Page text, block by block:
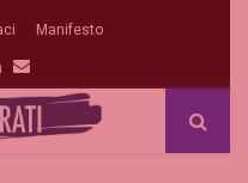
Manifesto
Linkedin
Email